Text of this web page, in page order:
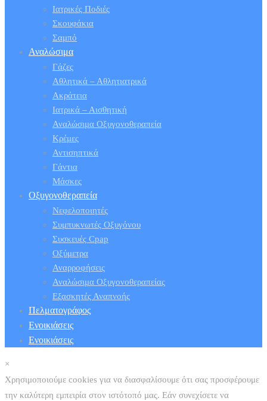
Ιατρικές Ποδιές
Σκουφάκια
Σαμπό
Αναλώσιμα
Γάζες
Αθλητικά – Αθλητιατρικά
Ακράτεια
Ιατρικά – Αισθητική
Αναλώσιμα Οξυγονοθεραπεία
Κρέμες
Αντισηπτικά
Γάντια
Μάσκες
Οξυγονοθεραπεία
Νεφελοποιητές
Συμπυκνωτές Οξυγόνου
Συσκευές Cpap
Οξύμετρα
Αναρροφήσεις
Αναλώσιμα Οξυγονοθεραπείας
Εξασκητές Αναπνοής
Πελματογράφος
Ενοικιάσεις
Ενοικιάσεις
×
Χρησιμοποιούμε cookies για να διασφαλίσουμε ότι σας προσφέρουμε
την καλύτερη εμπειρία στον ιστότοπό μας. Εάν συνεχίσετε να